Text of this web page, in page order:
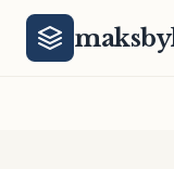
Aller au contenu